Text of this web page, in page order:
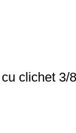
clichet 3/